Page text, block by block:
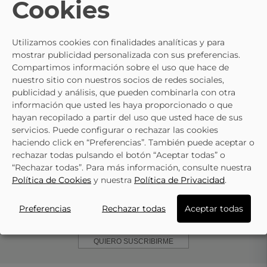
- 10%
BIOMECANICS
Zapatillas De Piel
Barefoot Para Bebé
BIOMECANICS 251124-
A183 Azul Marino
48,55 € 53,95 €
BIOMECANICSZapatos
Barefoot De Piel Para
Bebé BIOMECANICS
251125-C087 Marrón
49,45 € 54,95 €
SUSCRÍBETE ANUESTRA NEWSLETTER
QUIERO SUSCRIBIRME
Cookies
Utilizamos cookies con finalidades analíticas y para
mostrar publicidad personalizada con sus preferencias.
Compartimos información sobre el uso que hace de
nuestro sitio con nuestros socios de redes sociales,
publicidad y análisis, que pueden combinarla con otra
información que usted les haya proporcionado o que
hayan recopilado a partir del uso que usted hace de sus
servicios. Puede configurar o rechazar las cookies
haciendo click en “Preferencias”. También puede aceptar o
rechazar todas pulsando el botón “Aceptar todas” o
“Rechazar todas”. Para más información, consulte nuestra
Política de Cookies y nuestra Política de Privacidad.
Preferencias Rechazar todas Aceptar todas